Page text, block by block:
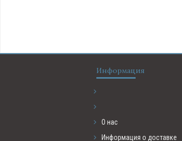
Информация
О нас
Информация о доставке